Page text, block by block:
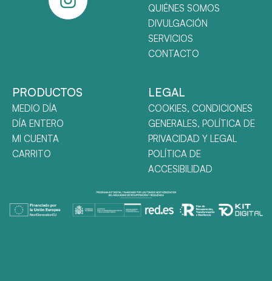
QUIÉNES SOMOS
DIVULGACIÓN
SERVICIOS
CONTACTO
PRODUCTOS
MEDIO DÍA
DÍA ENTERO
MI CUENTA
CARRITO
LEGAL
COOKIES, CONDICIONES
GENERALES, POLÍTICA DE
PRIVACIDAD Y LEGAL
POLÍTICA DE
ACCESIBILIDAD